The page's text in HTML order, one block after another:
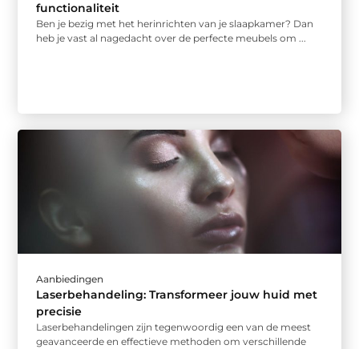
functionaliteit
Ben je bezig met het herinrichten van je slaapkamer? Dan
heb je vast al nagedacht over de perfecte meubels om ...
Aanbiedingen
Laserbehandeling: Transformeer jouw huid met
precisie
Laserbehandelingen zijn tegenwoordig een van de meest
geavanceerde en effectieve methoden om verschillende